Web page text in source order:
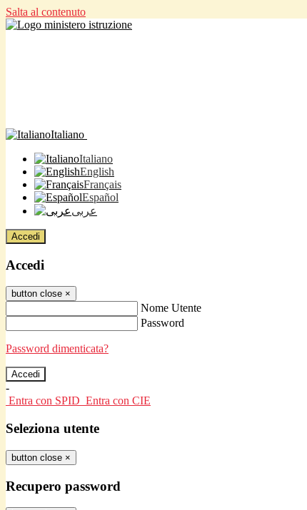
Salta al contenuto
Italiano
Italiano
English
Français
Español
عربى
Accedi
Accedi
button close ×
Nome Utente
Password
Password dimenticata?
-
Entra con SPID Entra con CIE
Seleziona utente
button close ×
Recupero password